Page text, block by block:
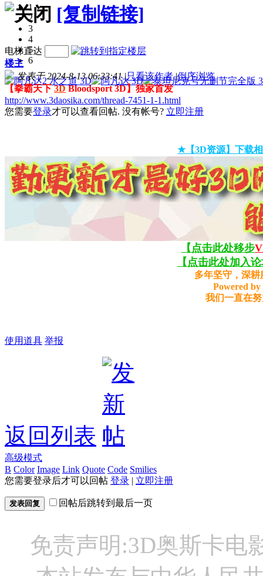
1
2
3
4
5
6
[复制链接]
电梯直达
楼主
发表于 2024-8-13 06:33:41 |只看该作者 |倒序浏览
【拳霸天下3DBloodsport 3D】独家首发
http://www.3daosika.com/thread-7451-1-1.html
您需要登录才可以查看回帖. 没有帐号? 立即注册
★【3D资源】下载
【点击此处移步
【点击此处加入
多年坚守，深
Powered by
我们一直在
使用道具 举报
返回列表
高级模式
B Color Image Link Quote Code Smilies
您需要登录后才可以回帖 登录 | 立即注册
发表回复 回帖后跳转到最后一页
免责声明:3D奥斯卡电